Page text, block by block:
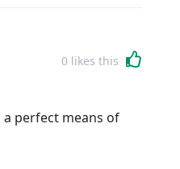
0 likes this
perfect means of